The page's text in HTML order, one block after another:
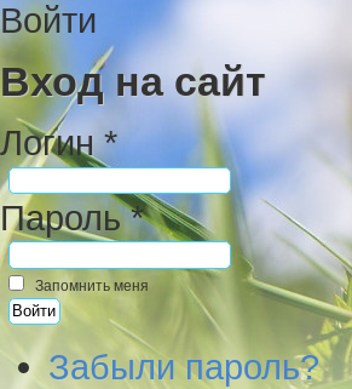
Войти
Вход на сайт
Логин *
Пароль *
Запомнить меня
Забыли пароль?